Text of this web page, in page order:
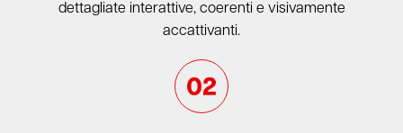
dettagliate interattive, coerenti e visivamente
accattivanti.